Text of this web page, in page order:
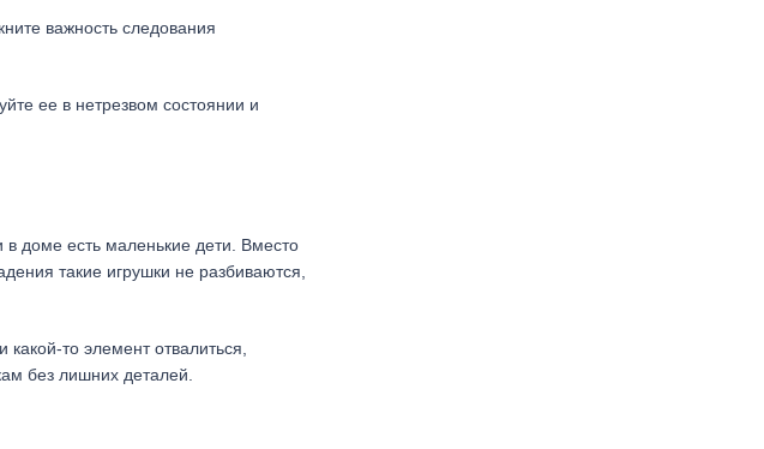
важность следования
ее в нетрезвом состоянии и
в доме есть маленькие дети. Вместо
такие игрушки не разбиваются,
то элемент отвалиться,
без лишних деталей.